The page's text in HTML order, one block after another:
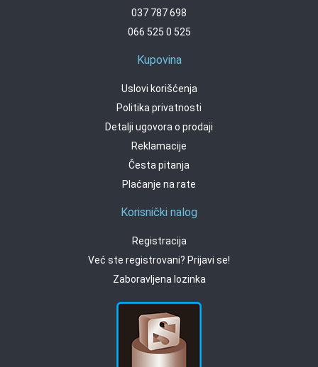
037 787 698
066 525 0 525
Kupovina
Uslovi korišćenja
Politika privatnosti
Detalji ugovora o prodaji
Reklamacije
Česta pitanja
Plaćanje na rate
Korisnički nalog
Registracija
Već ste registrovani? Prijavi se!
Zaboravljena lozinka